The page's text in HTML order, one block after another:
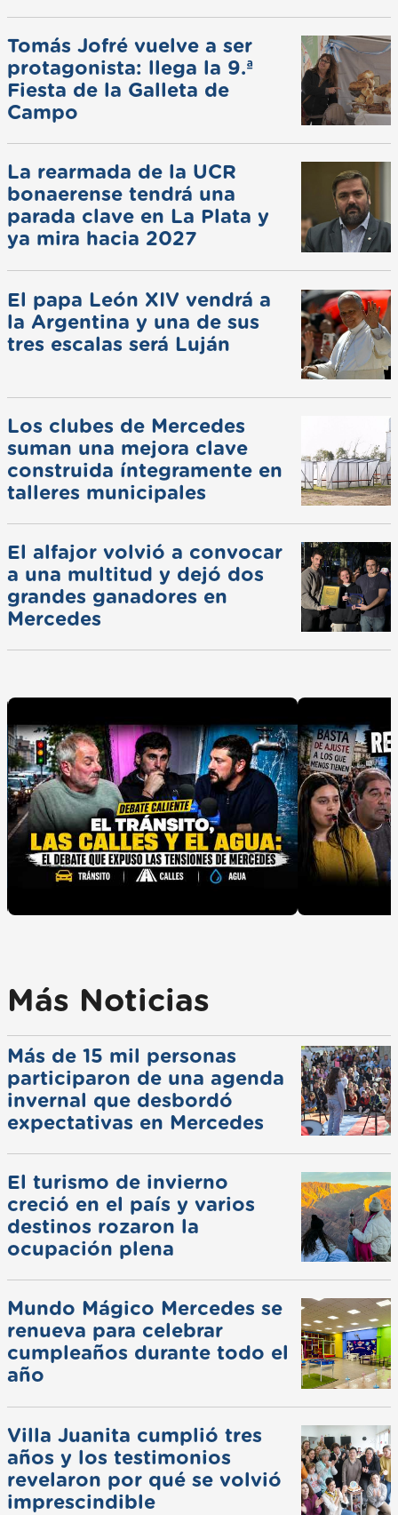
Tomás Jofré vuelve a ser
protagonista: llega la 9.ª
Fiesta de la Galleta de
Campo
La rearmada de la UCR
bonaerense tendrá una
parada clave en La Plata y
ya mira hacia 2027
El papa León XIV vendrá a
la Argentina y una de sus
tres escalas será Luján
Los clubes de Mercedes
suman una mejora clave
construida íntegramente en
talleres municipales
El alfajor volvió a convocar
a una multitud y dejó dos
grandes ganadores en
Mercedes
Más Noticias
Más de 15 mil personas
participaron de una agenda
invernal que desbordó
expectativas en Mercedes
El turismo de invierno
creció en el país y varios
destinos rozaron la
ocupación plena
Mundo Mágico Mercedes se
renueva para celebrar
cumpleaños durante todo el
año
Villa Juanita cumplió tres
años y los testimonios
revelaron por qué se volvió
imprescindible